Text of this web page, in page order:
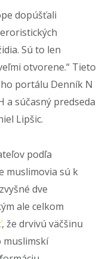
dopúšťali
Sú to len
otvorene.“ Tieto
portálu Denník N
a súčasný predseda
Lipšic.
podľa
muslimovia sú k
dve
ale celkom
, že drvivú väčšinu
muslimskí